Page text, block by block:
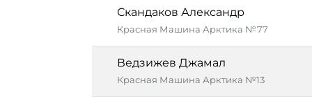
Скандаков Александр
Красная Машина Арктика №77
Ведзижев Джамал
Красная Машина Арктика №13